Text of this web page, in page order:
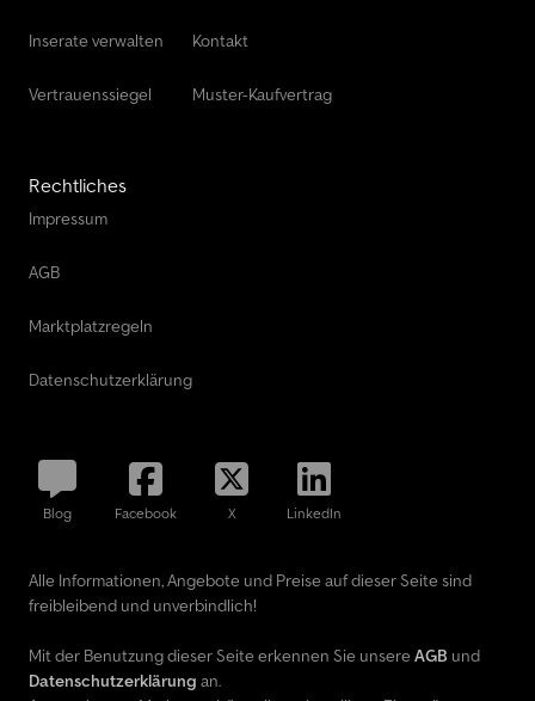
Inserate verwalten
Vertrauenssiegel
Kontakt
Muster-Kaufvertrag
Rechtliches
Impressum
AGB
Marktplatzregeln
Datenschutzerklärung
Blog Facebook X LinkedIn
Alle Informationen, Angebote und Preise auf dieser Seite sind
freibleibend und unverbindlich!
Mit der Benutzung dieser Seite erkennen Sie unsere AGB und
Datenschutzerklärung an.